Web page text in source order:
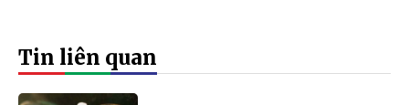
Tin liên quan